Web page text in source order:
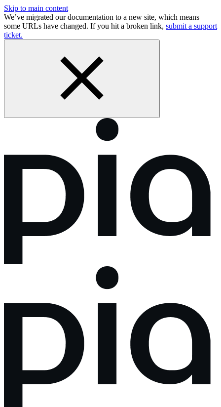
Skip to main content
We’ve migrated our documentation to a new site, which means
some URLs have changed. If you hit a broken link, submit a support
ticket.